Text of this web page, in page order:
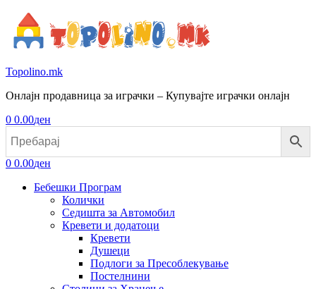
Topolino.mk
Онлајн продавница за играчки – Купувајте играчки онлајн
0 0.00ден
0 0.00ден
Бебешки Програм
Колички
Седишта за Автомобил
Кревети и додатоци
Кревети
Душеци
Подлоги за Пресоблекување
Постелнини